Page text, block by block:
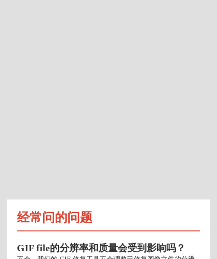
经常问的问题
GIF file的分辨率和质量会受到影响吗？